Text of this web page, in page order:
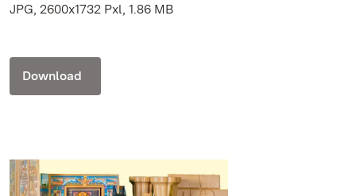
JPG, 2600x1732 Pxl, 1.86 MB
Download